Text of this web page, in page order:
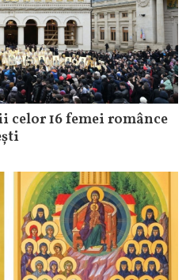
celor 16 femei românce